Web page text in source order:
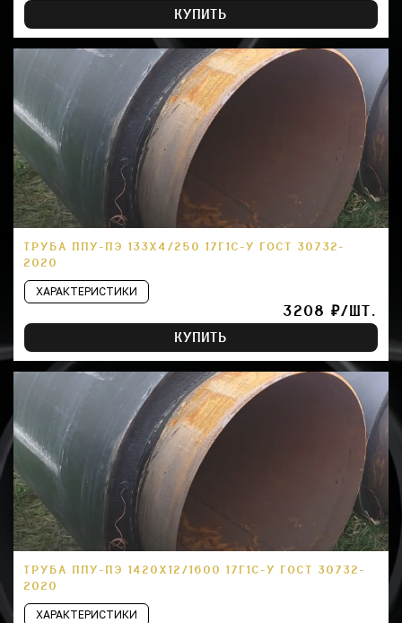
КУПИТЬ
ТРУБА ППУ-ПЭ 133Х4/250 17Г1С-У ГОСТ 30732-
2020
ХАРАКТЕРИСТИКИ
3208 ₽/ШТ.
КУПИТЬ
ТРУБА ППУ-ПЭ 1420Х12/1600 17Г1С-У ГОСТ 30732-
2020
ХАРАКТЕРИСТИКИ